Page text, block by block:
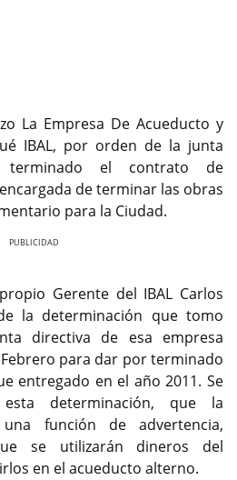
La Empresa De Acueducto y
IBAL, por orden de la junta
el contrato de
de terminar las obras
para la Ciudad.
Gerente del IBAL Carlos
la determinación que tomo
directiva de esa empresa
para dar por terminado
entregado en el año 2011. Se
determinación, que la
función de advertencia,
se utilizarán dineros del
en el acueducto alterno.